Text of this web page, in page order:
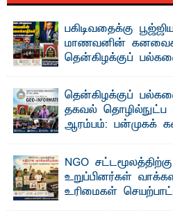
பகிடிவதைக்கு
மாணவனின் கனவைக்
தென்கிழக்குப்
"ஒ ரு மாணவனின் அல்லது
கலைக்கப்படாது" என்ற
தென்கிழக்குப்
தகவல் தொழில்நுட்ப
ஆரம்பம்: பன்முகக்
பேராசிரியர் எம். எம். பாஸில்
தெ ன்கிழக்குப்
பீடத்தின் புவியியல் துறையினால்
NGO
உறுப்பினர்கள்
உரிமைகள்